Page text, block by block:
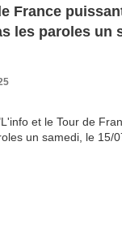
France
les paroles un